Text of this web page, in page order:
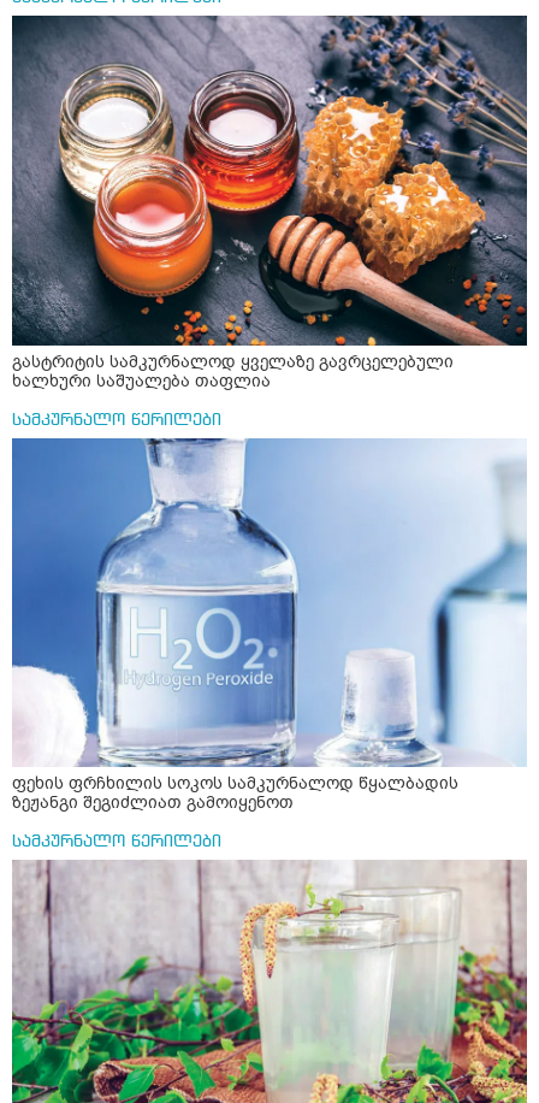
დამამშვიდებელი( მშვიდი ძილისთვის)
გასტრიტის სამკურნალოდ ყველაზე გავრცელებული
ხალხური საშუალება თაფლია
სამკურნალო წერილები
ფეხის ფრჩხილის სოკოს სამკურნალოდ წყალბადის
ზეჟანგი შეგიძლიათ გამოიყენოთ
სამკურნალო წერილები